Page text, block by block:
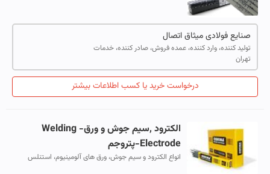
صنایع فولادی میثاق اتصال
تولید کننده، وارد کننده، عمده فروش، صادر کننده، خدمات
تهران
درخواست خرید یا کسب اطلاعات بیشتر
الکترود ,سیم جوش و ورق- Welding
Electrode-پتروجم
انواع الکترود و سیم جوش، ورق های آلومینیوم، استنلس